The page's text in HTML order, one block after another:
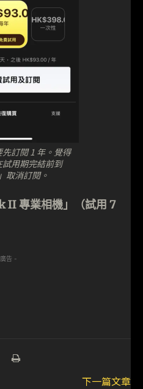
訂閱 1 年。覺得
用期完結前到
取消訂閱。
II 專業相機」（試用 7
告 -
下一篇文章